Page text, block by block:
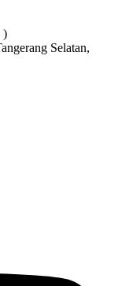
)
Selatan,